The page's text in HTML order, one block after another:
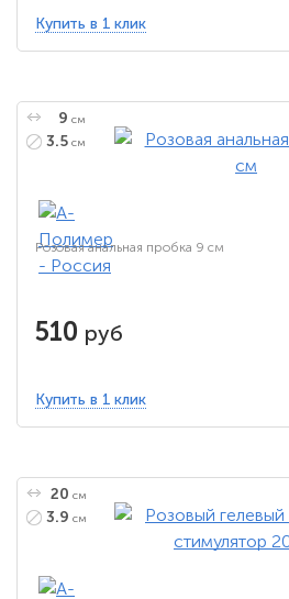
Купить в 1 клик
9 см
3.5 см
Розовая анальная пробка 9 см
510 руб
Купить в 1 клик
20 см
3.9 см